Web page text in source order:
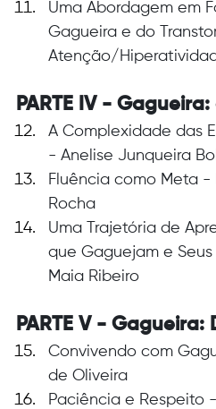
Uma Abordagem em
Gagueira e do
Atenção/
PARTE IV -
A Complexidade das
- Anelise Junqueira
Fluência como Meta -
Rocha
Uma Trajetória de
que Gaguejam e
Maia Ribeiro
PARTE V - Gagueira:
Convivendo com
de Oliveira
Paciência e Respeito